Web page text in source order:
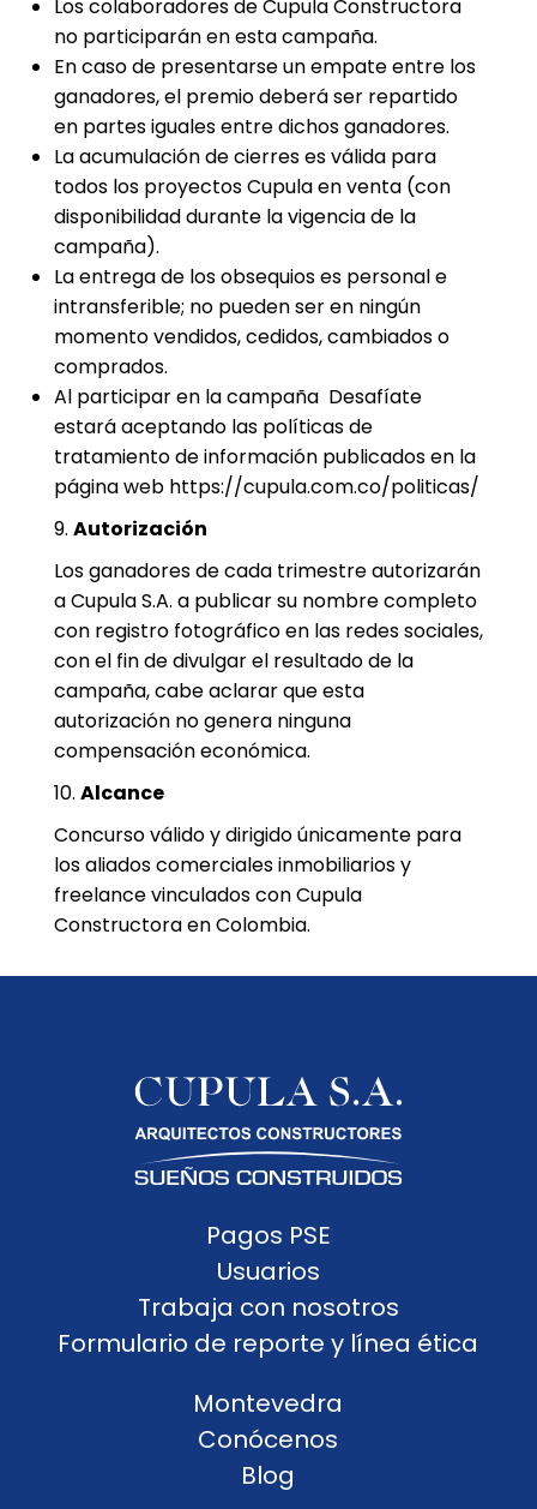
Los colaboradores de Cupula Constructora
no participarán en esta campaña.
En caso de presentarse un empate entre los
ganadores, el premio deberá ser repartido
en partes iguales entre dichos ganadores.
La acumulación de cierres es válida para
todos los proyectos Cupula en venta (con
disponibilidad durante la vigencia de la
campaña).
La entrega de los obsequios es personal e
intransferible; no pueden ser en ningún
momento vendidos, cedidos, cambiados o
comprados.
Al participar en la campaña Desafíate
estará aceptando las políticas de
tratamiento de información publicados en la
página web https://cupula.com.co/politicas/
9. Autorización
Los ganadores de cada trimestre autorizarán
a Cupula S.A. a publicar su nombre completo
con registro fotográfico en las redes sociales,
con el fin de divulgar el resultado de la
campaña, cabe aclarar que esta
autorización no genera ninguna
compensación económica.
10. Alcance
Concurso válido y dirigido únicamente para
los aliados comerciales inmobiliarios y
freelance vinculados con Cupula
Constructora en Colombia.
Pagos PSE
Usuarios
Trabaja con nosotros
Formulario de reporte y línea ética
Montevedra
Conócenos
Blog